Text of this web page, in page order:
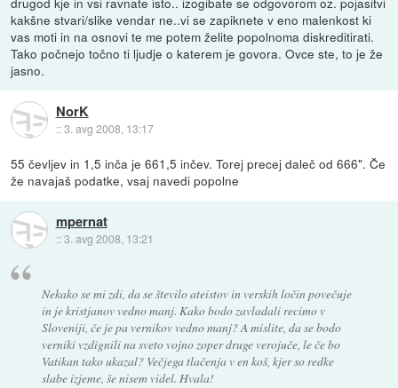
kakšne stvari/slike vendar ne..vi se zapiknete v eno malenkost ki
vas moti in na osnovi te me potem želite popolnoma diskreditirati.
Tako počnejo točno ti ljudje o katerem je govora. Ovce ste, to je že
jasno.
NorK
::3. avg 2008, 13:17
55 čevljev in 1,5 inča je 661,5 inčev. Torej precej daleč od 666". Če
že navajaš podatke, vsaj navedi popolne
mpernat
::3. avg 2008, 13:21
Nekako se mi zdi, da se število ateistov in verskih ločin povečuje
in je kristjanov vedno manj. Kako bodo zavladali recimo v
Sloveniji, če je pa vernikov vedno manj? A mislite, da se bodo
verniki vzdignili na sveto vojno zoper druge verojuče, le če bo
Vatikan tako ukazal? Večjega tlačenja v en koš, kjer so redke
slabe izjeme, še nisem videl. Hvala!